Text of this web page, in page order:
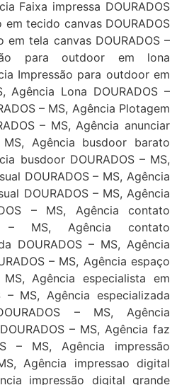
Faixa impressa DOURADOS
em tecido canvas DOURADOS
em tela canvas DOURADOS –
para outdoor em lona
Impressão para outdoor em
Agência Lona DOURADOS –
– MS, Agência Plotagem
– MS, Agência anunciar
MS, Agência busdoor barato
busdoor DOURADOS – MS,
DOURADOS – MS, Agência
DOURADOS – MS, Agência
– MS, Agência contato
– MS, Agência contato
DOURADOS – MS, Agência
– MS, Agência espaço
Agência especialista em
– MS, Agência especializada
– MS, Agência
– MS, Agência faz
– MS, Agência impressão
Agência impressao digital
impressão digital grande